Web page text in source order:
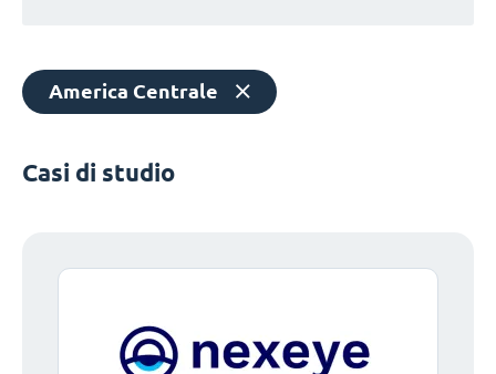
America Centrale
Casi di studio